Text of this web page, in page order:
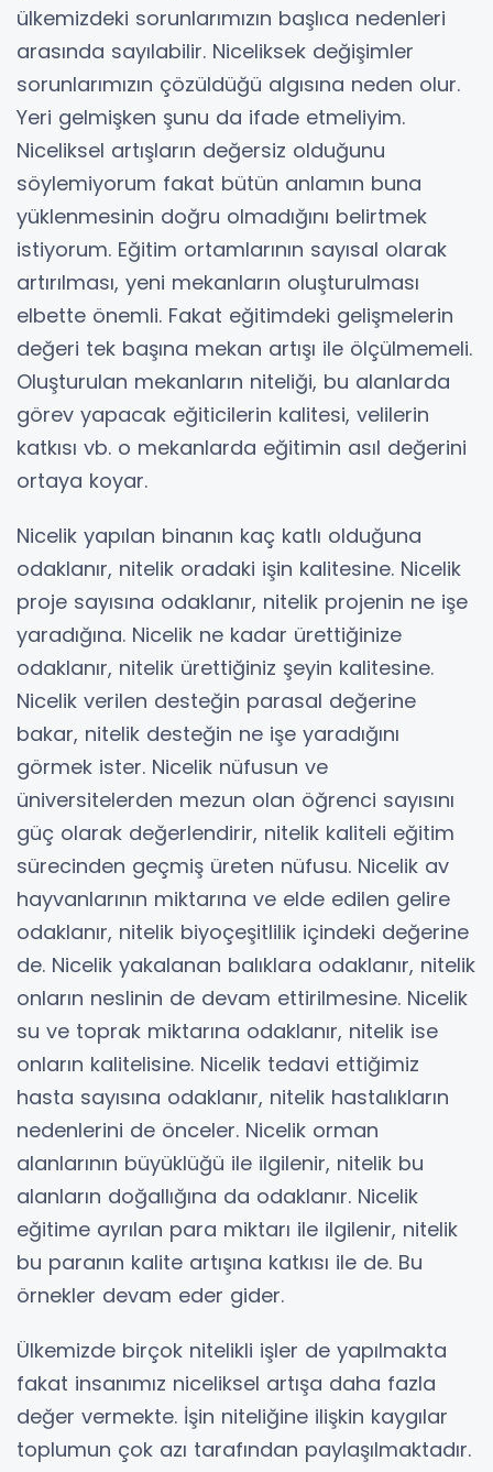
ülkemizdeki sorunlarımızın başlıca nedenleri
arasında sayılabilir. Niceliksek değişimler
sorunlarımızın çözüldüğü algısına neden olur.
Yeri gelmişken şunu da ifade etmeliyim.
Niceliksel artışların değersiz olduğunu
söylemiyorum fakat bütün anlamın buna
yüklenmesinin doğru olmadığını belirtmek
istiyorum. Eğitim ortamlarının sayısal olarak
artırılması, yeni mekanların oluşturulması
elbette önemli. Fakat eğitimdeki gelişmelerin
değeri tek başına mekan artışı ile ölçülmemeli.
Oluşturulan mekanların niteliği, bu alanlarda
görev yapacak eğiticilerin kalitesi, velilerin
katkısı vb. o mekanlarda eğitimin asıl değerini
ortaya koyar.
Nicelik yapılan binanın kaç katlı olduğuna
odaklanır, nitelik oradaki işin kalitesine. Nicelik
proje sayısına odaklanır, nitelik projenin ne işe
yaradığına. Nicelik ne kadar ürettiğinize
odaklanır, nitelik ürettiğiniz şeyin kalitesine.
Nicelik verilen desteğin parasal değerine
bakar, nitelik desteğin ne işe yaradığını
görmek ister. Nicelik nüfusun ve
üniversitelerden mezun olan öğrenci sayısını
güç olarak değerlendirir, nitelik kaliteli eğitim
sürecinden geçmiş üreten nüfusu. Nicelik av
hayvanlarının miktarına ve elde edilen gelire
odaklanır, nitelik biyoçeşitlilik içindeki değerine
de. Nicelik yakalanan balıklara odaklanır, nitelik
onların neslinin de devam ettirilmesine. Nicelik
su ve toprak miktarına odaklanır, nitelik ise
onların kalitelisine. Nicelik tedavi ettiğimiz
hasta sayısına odaklanır, nitelik hastalıkların
nedenlerini de önceler. Nicelik orman
alanlarının büyüklüğü ile ilgilenir, nitelik bu
alanların doğallığına da odaklanır. Nicelik
eğitime ayrılan para miktarı ile ilgilenir, nitelik
bu paranın kalite artışına katkısı ile de. Bu
örnekler devam eder gider.
Ülkemizde birçok nitelikli işler de yapılmakta
fakat insanımız niceliksel artışa daha fazla
değer vermekte. İşin niteliğine ilişkin kaygılar
toplumun çok azı tarafından paylaşılmaktadır.